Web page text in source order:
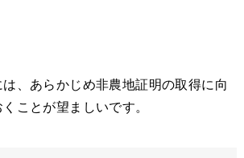
、あらかじめ非農地証明の取得に向
ことが望ましいです。